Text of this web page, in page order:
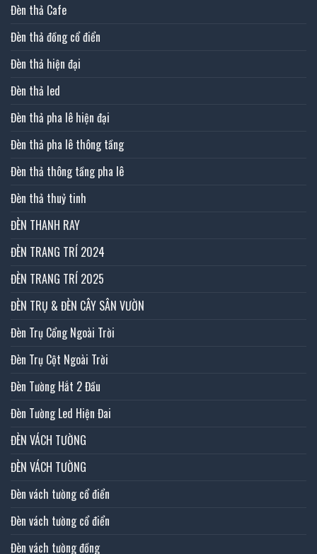
Đèn thả Cafe
Đèn thả đồng cổ điển
Đèn thả hiện đại
Đèn thả led
Đèn thả pha lê hiện đại
Đèn thả pha lê thông tầng
Đèn thả thông tầng pha lê
Đèn thả thuỷ tinh
ĐÈN THANH RAY
ĐÈN TRANG TRÍ 2024
ĐÈN TRANG TRÍ 2025
ĐÈN TRỤ & ĐÈN CÂY SÂN VƯỜN
Đèn Trụ Cổng Ngoài Trời
Đèn Trụ Cột Ngoài Trời
Đèn Tường Hắt 2 Đầu
Đèn Tường Led Hiện Đai
ĐÈN VÁCH TƯỜNG
ĐÈN VÁCH TƯỜNG
Đèn vách tường cổ điển
Đèn vách tường cổ điển
Đèn vách tường đồng